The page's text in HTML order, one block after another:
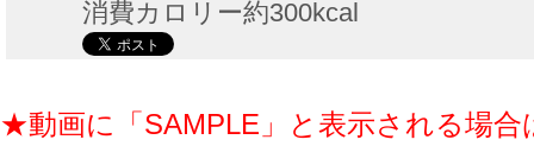
消費カロリー約300kcal
★動画に「SAMPLE」と表示される場合